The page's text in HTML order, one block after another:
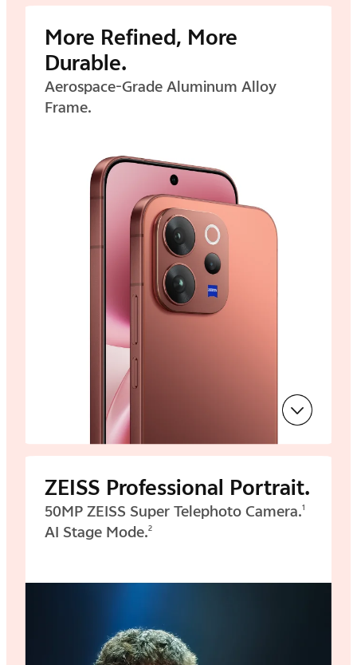
More Refined, More
Durable.
Aerospace-Grade Aluminum Alloy
Frame.
ZEISS Professional Portrait.
50MP ZEISS Super Telephoto Camera.1
AI Stage Mode.2